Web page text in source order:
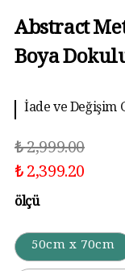
Abstract
Boya
İade ve Değişim
₺ 2,999.00
₺ 2,399.20
ölçü
50cm x 70cm